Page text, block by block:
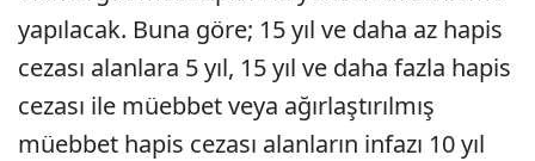
yapılacak. Buna göre; 15 yıl ve daha az hapis
cezası alanlara 5 yıl, 15 yıl ve daha fazla hapis
cezası ile müebbet veya ağırlaştırılmış
müebbet hapis cezası alanların infazı 10 yıl